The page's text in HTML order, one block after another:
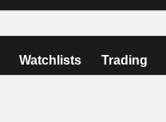
Watchlists Trading